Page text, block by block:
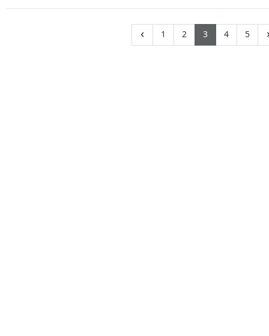
‹ 1 (current)
2(current)
3 (current)
4 5